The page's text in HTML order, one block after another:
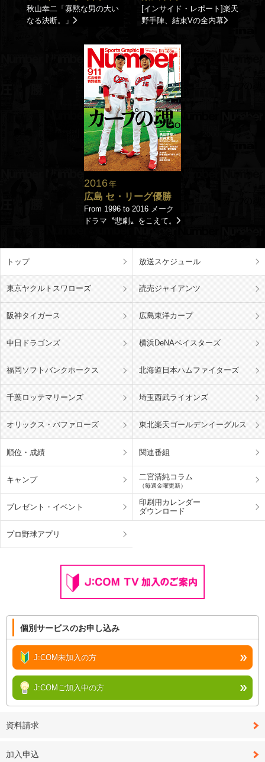
秋山幸二「寡黙な男の大い
なる決断。」
[インサイド・レポート]楽天
野手陣、結束Vの全内幕
2016年
広島 セ・リーグ優勝
From 1996 to 2016 メーク
ドラマ〝悲劇〟をこえて。
トップ 放送スケジュール
東京ヤクルトスワローズ 読売ジャイアンツ
阪神タイガース 広島東洋カープ
中日ドラゴンズ 横浜DeNAベイスターズ
福岡ソフトバンクホークス 北海道日本ハムファイターズ
千葉ロッテマリーンズ 埼玉西武ライオンズ
オリックス・バファローズ 東北楽天ゴールデンイーグルス
順位・成績 関連番組
キャンプ 二宮清純コラム
（毎週金曜更新）
プレゼント・ イベント
印刷用カレンダー
ダウンロード
プロ野球アプリ
個別サービスのお申し込み
J:COM未加入の方
J:COMご加入中の方
資料請求
加入申込